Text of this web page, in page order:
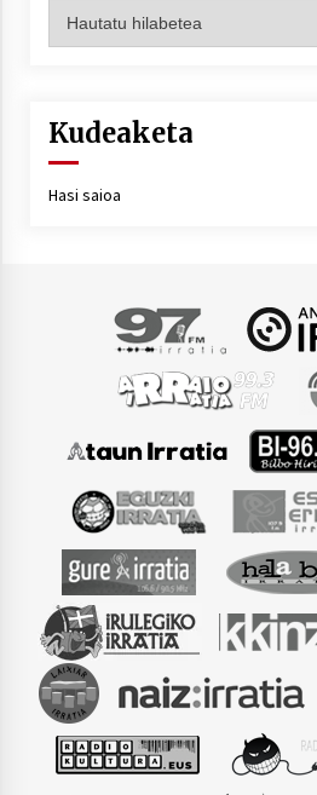
Kudeaketa
Hasi saioa